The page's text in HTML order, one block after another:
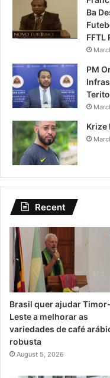
Ba
PM
Krize
Recent
Brasil quer ajudar Timor-
Leste a melhorar as
variedades de café
robusta
August 5, 2026